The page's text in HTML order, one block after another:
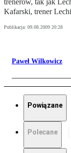
trenerów, tak jak
Kafarski, trener
Publikacja: 09.08.2009 20:28
Paweł Wilkowicz
Powiązane
Polecane